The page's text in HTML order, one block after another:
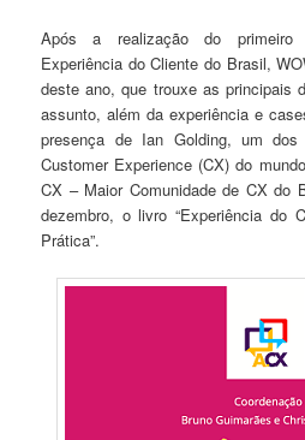
Após a realização do primeiro
Experiência do Cliente do Brasil,
deste ano, que trouxe as principais
assunto, além da experiência e
presença de Ian Golding, um dos
Customer Experience (CX) do
CX – Maior Comunidade de CX do
dezembro, o livro “Experiência do
Prática”.